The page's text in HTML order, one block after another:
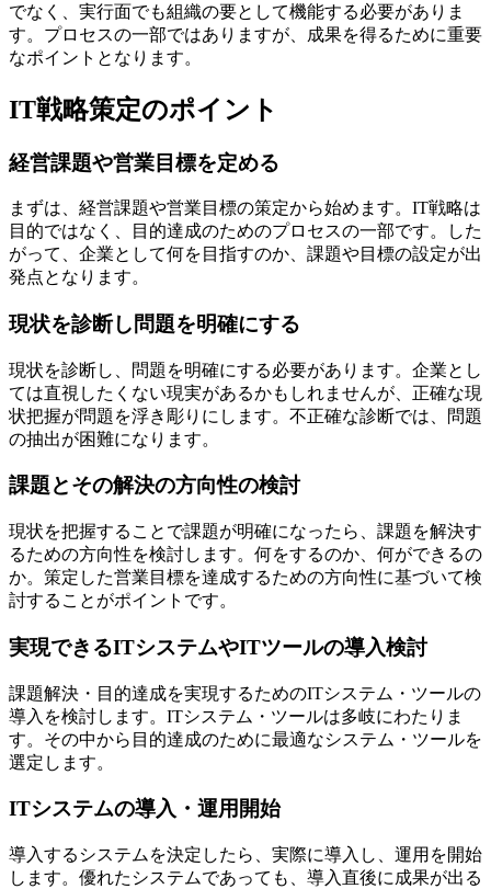
でなく、実行面でも組織の要として機能する必要がありま
す。プロセスの一部ではありますが、成果を得るために重要
なポイントとなります。
IT戦略策定のポイント
経営課題や営業目標を定める
まずは、経営課題や営業目標の策定から始めます。IT戦略は
目的ではなく、目的達成のためのプロセスの一部です。した
がって、企業として何を目指すのか、課題や目標の設定が出
発点となります。
現状を診断し問題を明確にする
現状を診断し、問題を明確にする必要があります。企業とし
ては直視したくない現実があるかもしれませんが、正確な現
状把握が問題を浮き彫りにします。不正確な診断では、問題
の抽出が困難になります。
課題とその解決の方向性の検討
現状を把握することで課題が明確になったら、課題を解決す
るための方向性を検討します。何をするのか、何ができるの
か。策定した営業目標を達成するための方向性に基づいて検
討することがポイントです。
実現できるITシステムやITツールの導入検討
課題解決・目的達成を実現するためのITシステム・ツールの
導入を検討します。ITシステム・ツールは多岐にわたりま
す。その中から目的達成のために最適なシステム・ツールを
選定します。
ITシステムの導入・運用開始
導入するシステムを決定したら、実際に導入し、運用を開始
します。優れたシステムであっても、導入直後に成果が出る